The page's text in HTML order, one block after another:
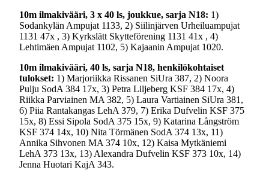
10m ilmakivääri, 3 x 40 ls, joukkue, sarja N18: 1)
Sodankylän Ampujat 1133, 2) Siilinjärven Urheiluampujat
1131 47x , 3) Kyrkslätt Skytteförening 1131 41x , 4)
Lehtimäen Ampujat 1102, 5) Kajaanin Ampujat 1020.
10m ilmakivääri, 40 ls, sarja N18, henkilökohtaiset
tulokset: 1) Marjoriikka Rissanen SiUra 387, 2) Noora
Pulju SodA 384 17x, 3) Petra Liljeberg KSF 384 17x, 4)
Riikka Parviainen MA 382, 5) Laura Vartiainen SiUra 381,
6) Piia Rantakangas LehA 379, 7) Erika Dufvelin KSF 375
15x, 8) Essi Sipola SodA 375 15x, 9) Katarina Långström
KSF 374 14x, 10) Nita Törmänen SodA 374 13x, 11)
Annika Sihvonen MA 374 10x, 12) Kaisa Mytkäniemi
LehA 373 13x, 13) Alexandra Dufvelin KSF 373 10x, 14)
Jenna Huotari KajA 343.